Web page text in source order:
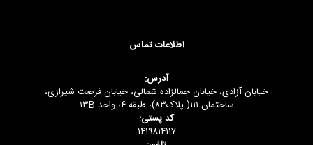
اطلاعات تماس
آدرس:
خیابان آزادی، خیابان جمالزاده شمالی، خیابان فرصت شیرازی،
ساختمان ۱۱۱( پلاک۸۳)، طبقه ۴، واحد ۱۳B
کد پستی:
۱۴۱۹۸۱۴۱۱۷